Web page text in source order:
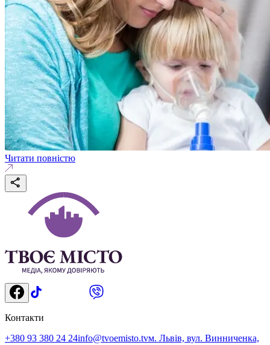
Читати повністю
Контакти
+380 93 380 24 24info@tvoemisto.tvм. Львів, вул. Винниченка,